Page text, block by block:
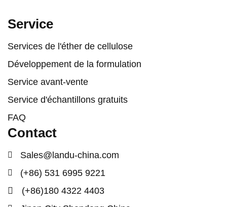
Service
Services de l'éther de cellulose
Développement de la formulation
Service avant-vente
Service d'échantillons gratuits
FAQ
Contact
Sales@landu-china.com
(+86) 531 6995 9221
(+86)180 4322 4403